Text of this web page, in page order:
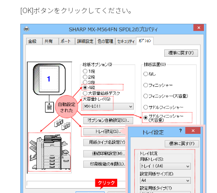
[OK]ボタンをクリックしてください。